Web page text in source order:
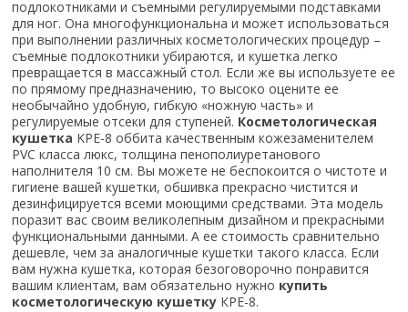
подлокотниками и съемными регулируемыми подставками
для ног. Она многофункциональна и может использоваться
при выполнении различных косметологических процедур –
съемные подлокотники убираются, и кушетка легко
превращается в массажный стол. Если же вы используете ее
по прямому предназначению, то высоко оцените ее
необычайно удобную, гибкую «ножную часть» и
регулируемые отсеки для ступеней. Косметологическая
кушетка KPE-8 оббита качественным кожезаменителем
PVC класса люкс, толщина пенополиуретанового
наполнителя 10 см. Вы можете не беспокоится о чистоте и
гигиене вашей кушетки, обшивка прекрасно чистится и
дезинфицируется всеми моющими средствами. Эта модель
поразит вас своим великолепным дизайном и прекрасными
функциональными данными. А ее стоимость сравнительно
дешевле, чем за аналогичные кушетки такого класса. Если
вам нужна кушетка, которая безоговорочно понравится
вашим клиентам, вам обязательно нужно купить
косметологическую кушетку КРЕ-8.